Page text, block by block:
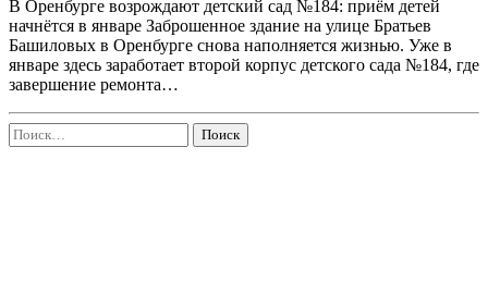
В Оренбурге возрождают детский сад №184: приём детей
начнётся в январе Заброшенное здание на улице Братьев
Башиловых в Оренбурге снова наполняется жизнью. Уже в
январе здесь заработает второй корпус детского сада №184, где
завершение ремонта…
Найти: